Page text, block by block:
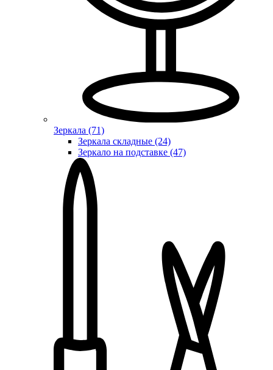
Зеркала (71)
Зеркала складные (24)
Зеркало на подставке (47)